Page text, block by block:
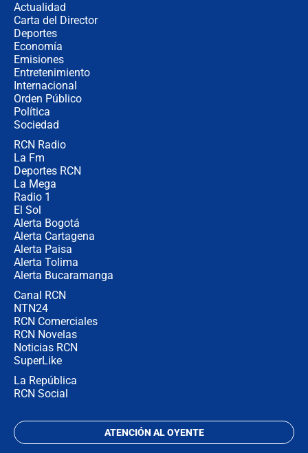
Actualidad
Carta del Director
Deportes
Economía
Emisiones
Entretenimiento
Internacional
Orden Público
Política
Sociedad
RCN Radio
La Fm
Deportes RCN
La Mega
Radio 1
El Sol
Alerta Bogotá
Alerta Cartagena
Alerta Paisa
Alerta Tolima
Alerta Bucaramanga
Canal RCN
NTN24
RCN Comerciales
RCN Novelas
Noticias RCN
SuperLike
La República
RCN Social
ATENCIÓN AL OYENTE